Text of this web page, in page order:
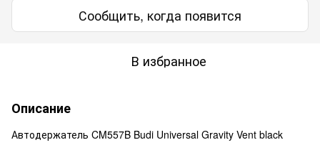
Сообщить, когда появится
В избранное
Описание
Автодержатель CM557B Budi Universal Gravity Vent black